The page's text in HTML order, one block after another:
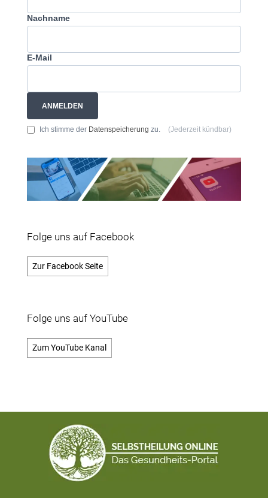
Nachname
E-Mail
ANMELDEN
Ich stimme der Datenspeicherung zu. (Jederzeit kündbar)
Folge uns auf Facebook
Zur Facebook Seite
Folge uns auf YouTube
Zum YouTube Kanal